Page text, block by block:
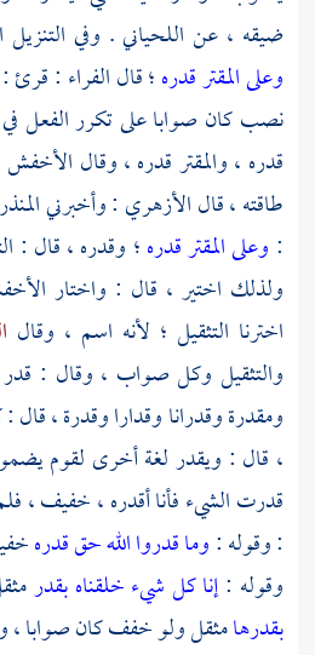
ضيقه ، عن اللحياني. وفي
وعلى المقتر قدره؛ قالالفراء : قرئ :
نصب كان صوابا على تكرر الفعل
قدره ، والمقتر قدره ، وقال الأخفش
طاقته ، قالالأزهري : وأخبرني
: وعلى المقتر قدره؛ وقدره ، قال :
ولذلك اختير ، قال : واختار
اخترنا التثقيل ؛ لأنه اسم ، وقال
والتثقيل وكل صواب ، وقال :
ومقدرة وقدرانا وقدارا وقدرة ،
، قال : ويقدر لغة أخرى لقوم
قدرت الشيء فأنا أقدره ، خفيف ،
: وقوله :وما قدروا الله حق قدره
وقوله :إنا كل شيء خلقناه بقدر
بقدرهامثقل ولو خفف كان صوابا ،